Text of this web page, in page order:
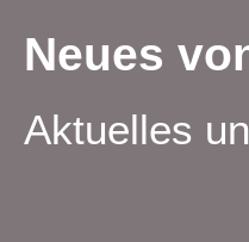
Neues
Aktuelles